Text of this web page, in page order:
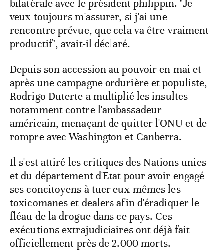
bilatérale avec le président philippin. "Je
veux toujours m'assurer, si j'ai une
rencontre prévue, que cela va être vraiment
productif", avait-il déclaré.
Depuis son accession au pouvoir en mai et
après une campagne ordurière et populiste,
Rodrigo Duterte a multiplié les insultes
notamment contre l'ambassadeur
américain, menaçant de quitter l'ONU et de
rompre avec Washington et Canberra.
Il s'est attiré les critiques des Nations unies
et du département d'Etat pour avoir engagé
ses concitoyens à tuer eux-mêmes les
toxicomanes et dealers afin d'éradiquer le
fléau de la drogue dans ce pays. Ces
exécutions extrajudiciaires ont déjà fait
officiellement près de 2.000 morts.